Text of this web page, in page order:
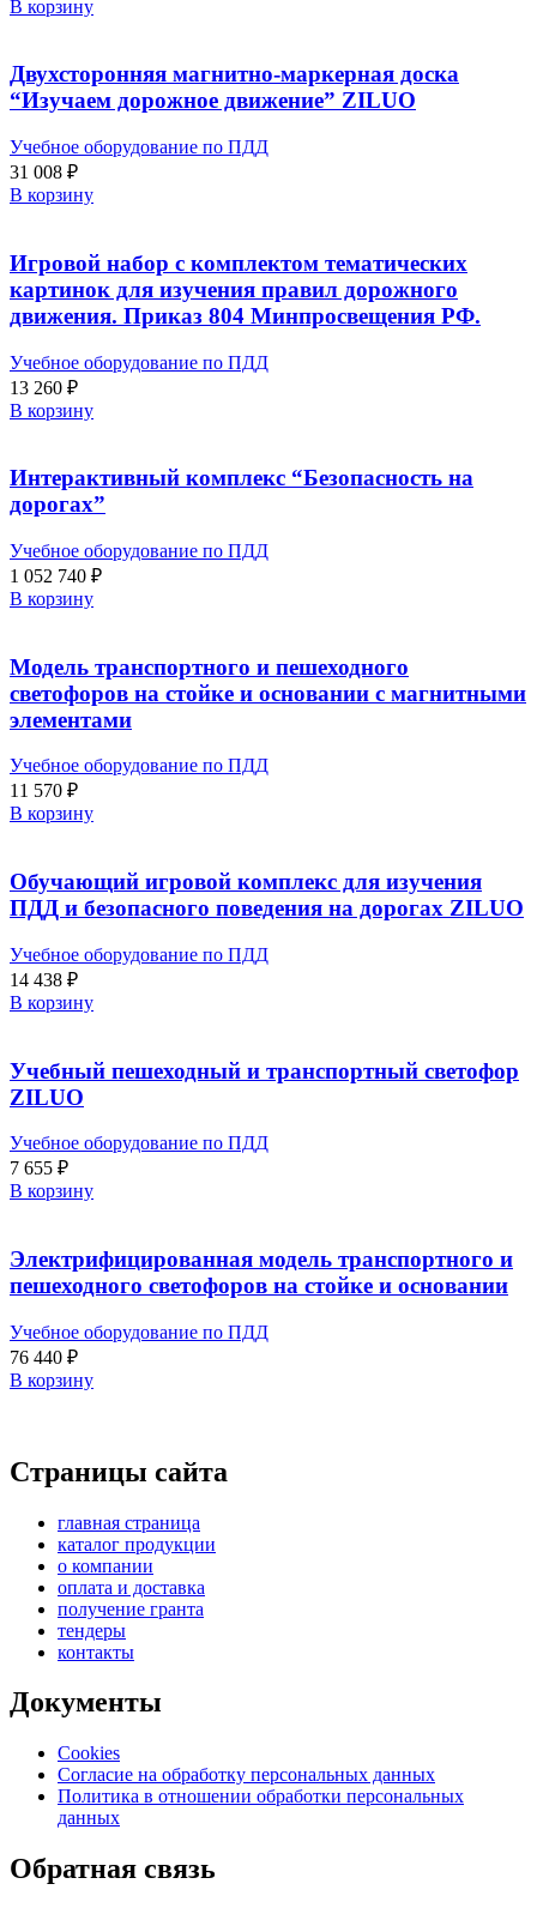
В корзину
Двухсторонняя магнитно-маркерная доска
“Изучаем дорожное движение” ZILUO
Учебное оборудование по ПДД
31 008 ₽
В корзину
Игровой набор с комплектом тематических
картинок для изучения правил дорожного
движения. Приказ 804 Минпросвещения РФ.
Учебное оборудование по ПДД
13 260 ₽
В корзину
Интерактивный комплекс “Безопасность на
дорогах”
Учебное оборудование по ПДД
1 052 740 ₽
В корзину
Модель транспортного и пешеходного
светофоров на стойке и основании с магнитными
элементами
Учебное оборудование по ПДД
11 570 ₽
В корзину
Обучающий игровой комплекс для изучения
ПДД и безопасного поведения на дорогах ZILUO
Учебное оборудование по ПДД
14 438 ₽
В корзину
Учебный пешеходный и транспортный светофор
ZILUO
Учебное оборудование по ПДД
7 655 ₽
В корзину
Электрифицированная модель транспортного и
пешеходного светофоров на стойке и основании
Учебное оборудование по ПДД
76 440 ₽
В корзину
Страницы сайта
главная страница
каталог продукции
о компании
оплата и доставка
получение гранта
тендеры
контакты
Документы
Cookies
Согласие на обработку персональных данных
Политика в отношении обработки персональных
данных
Обратная связь